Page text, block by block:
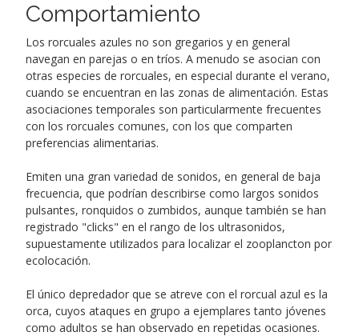
Comportamiento
Los rorcuales azules no son gregarios y en general
navegan en parejas o en tríos. A menudo se asocian con
otras especies de rorcuales, en especial durante el verano,
cuando se encuentran en las zonas de alimentación. Estas
asociaciones temporales son particularmente frecuentes
con los rorcuales comunes, con los que comparten
preferencias alimentarias.
Emiten una gran variedad de sonidos, en general de baja
frecuencia, que podrían describirse como largos sonidos
pulsantes, ronquidos o zumbidos, aunque también se han
registrado "clicks" en el rango de los ultrasonidos,
supuestamente utilizados para localizar el zooplancton por
ecolocación.
El único depredador que se atreve con el rorcual azul es la
orca, cuyos ataques en grupo a ejemplares tanto jóvenes
como adultos se han observado en repetidas ocasiones.